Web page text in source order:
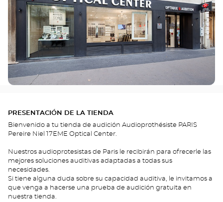
PRESENTACIÓN DE LA TIENDA
Bienvenido a tu tienda de audición Audioprothésiste PARIS
Pereire Niel 17EME Optical Center.
Nuestros audioprotesistas de Paris le recibirán para ofrecerle las
mejores soluciones auditivas adaptadas a todas sus
necesidades.
Si tiene alguna duda sobre su capacidad auditiva, le invitamos a
que venga a hacerse una prueba de audición gratuita en
nuestra tienda.